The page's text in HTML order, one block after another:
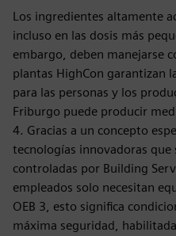
Los ingredientes altamente
incluso en las dosis más
embargo, deben manejarse
plantas HighCon garantizan
para las personas y los
Friburgo puede producir
4. Gracias a un concepto
tecnologías innovadoras
controladas por Building
empleados solo necesitan
OEB 3, esto significa
máxima seguridad,